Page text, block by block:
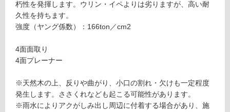
い
る
し
い
る
が
朽性を発揮します。ウリン・イペよりは劣りますが、高い耐
久性を持ちます。
強度（ヤング係数）：166ton／cm2
4面面取り
4面プレーナー
※天然木の上、反りや曲がり、小口の割れ・欠けも一定程度
発生します。ささくれなども起こる可能性があります。
※雨水によりアクがしみ出し周辺に付着する場合があり、施